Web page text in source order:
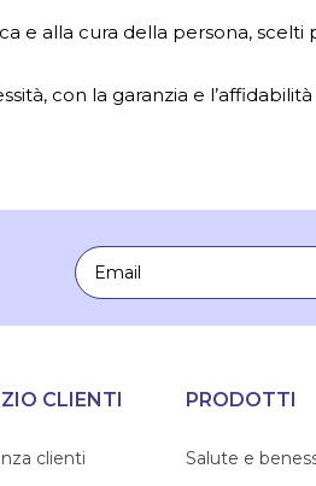
e alla cura della persona,
con la garanzia e l’affidabilità
Email
CLIENTI
clienti
PRODOTTI
Salute e